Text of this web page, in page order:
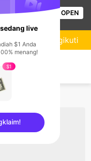
langsung!
OPEN
Mengikuti
live
$1 Anda
menang!
$1